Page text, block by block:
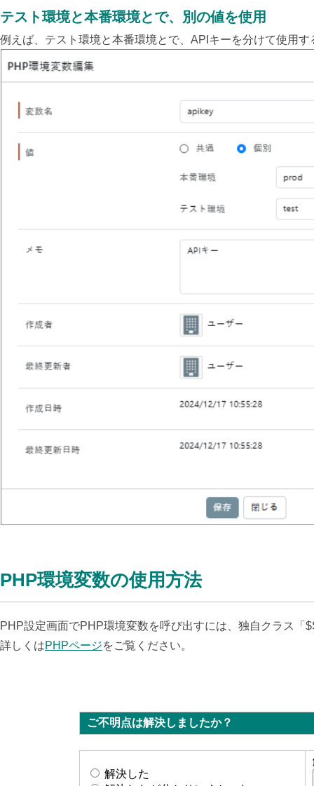
テスト環境と本番環境とで、別の値を使用
例えば、テスト環境と本番環境とで、APIキーを分けて使用
PHP環境変数の使用方法
PHP設定画面でPHP環境変数を呼び出すには、独自クラス
詳しくはPHPページをご覧ください。